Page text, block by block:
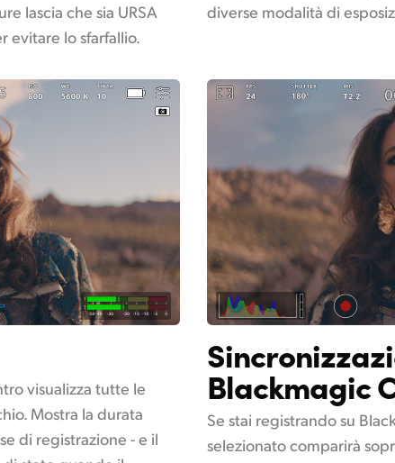
lascia che sia URSA
evitare lo sfarfallio.
diverse modalità di
visualizza tutte le
Mostra la durata
di registrazione - e il
Blackmagic
Se stai registrando su
selezionato comparirà